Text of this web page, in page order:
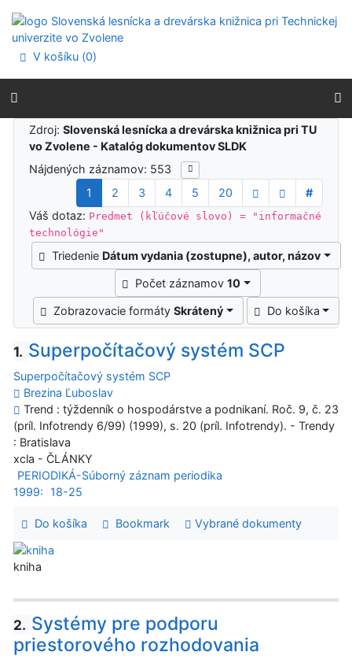
Prejsť na menu
Prehlásenie o webovej prístupnosti
V košíku (0)
Výsledky vyhľadávania
Zdroj:Slovenská lesnícka a drevárska knižnica pri TU
vo Zvolene - Katalóg dokumentov SLDK
Nájdených záznamov: 553
1
2 3 4 5 20
#
Váš dotaz: Predmet (kľúčové slovo) = "informačné
technológie"
Triedenie Dátum vydania (zostupne), autor, názov
Počet záznamov10
Zobrazovacie formátySkrátený Do košíka
1. Superpočítačový systém SCP
Superpočítačový systém SCP
Brezina Ľuboslav
Trend : týždenník o hospodárstve a podnikaní. Roč. 9, č. 23
(príl. Infotrendy 6/99) (1999), s. 20 (príl. Infotrendy). - Trendy
: Bratislava
xcla - ČLÁNKY
PERIODIKÁ-Súborný záznam periodika
1999:
18-25
Do košíka Bookmark Vybrané dokumenty
kniha
2. Systémy pre podporu
priestorového rozhodovania